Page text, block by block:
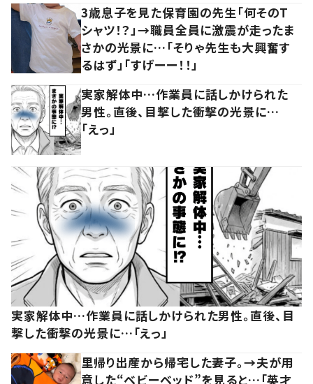
3歳息子を見た保育園の先生「何そのT
シャツ！？」→職員全員に激震が走ったま
さかの光景に…「そりゃ先生も大興奮す
るはず」「すげーー！！」
実家解体中…作業員に話しかけられた
男性。直後、目撃した衝撃の光景に…
「えっ」
実家解体中…作業員に話しかけられた男性。直後、目
撃した衝撃の光景に…「えっ」
里帰り出産から帰宅した妻子。→夫が用
意した“ベビーベッド”を見ると…「英才